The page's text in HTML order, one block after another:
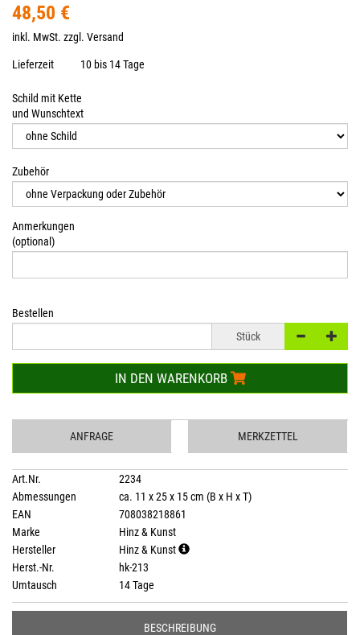
48,50 €
inkl. MwSt. zzgl. Versand
Lieferzeit 10 bis 14 Tage
Schild mit Kette
und Wunschtext
Zubehör
Anmerkungen
(optional)
Bestellen
Stück
IN DEN WARENKORB
ANFRAGE MERKZETTEL
Art.Nr.
2234
Abmessungen
ca. 11 x 25 x 15 cm (B x H x T)
EAN
708038218861
Marke
Hinz & Kunst
Hersteller
Hinz & Kunst
Herst.-Nr.
hk-213
Umtausch
14 Tage
BESCHREIBUNG